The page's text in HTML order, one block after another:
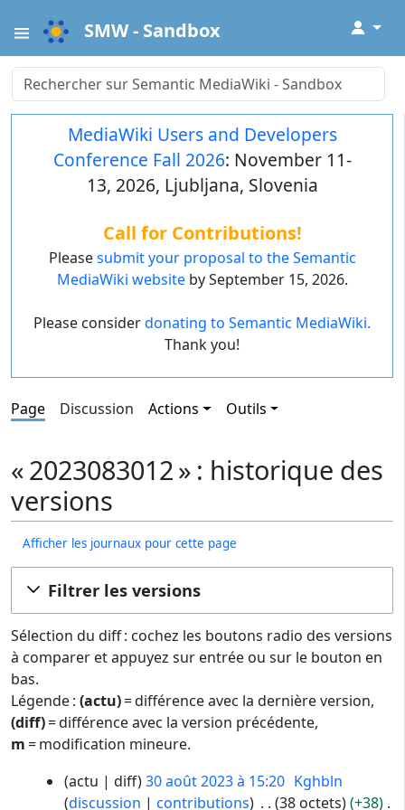
SMW - Sandbox ↓
MediaWiki Users and Developers
Conference Fall 2026: November 11-
13, 2026, Ljubljana, Slovenia
Call for Contributions!
Pleasesubmit your proposal to the Semantic
MediaWiki websiteby September 15, 2026.
Please considerdonating to Semantic MediaWiki.
Thank you!
Page Discussion Actions Outils
« 2023083012 » : historique des
versions
Afficher les journaux pour cette page
Filtrer les versions
Sélection du diff : cochez les boutons radio des versions
à comparer et appuyez sur entrée ou sur le bouton en
bas.
Légende : (actu)= différence avec la dernière version,
(diff)= différence avec la version précédente,
m= modification mineure.
actu diff 30 août 2023 à 15:20 Kghbln
discussion
contributions 38 octets +38